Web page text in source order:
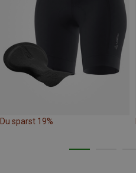
Du sparst 19%